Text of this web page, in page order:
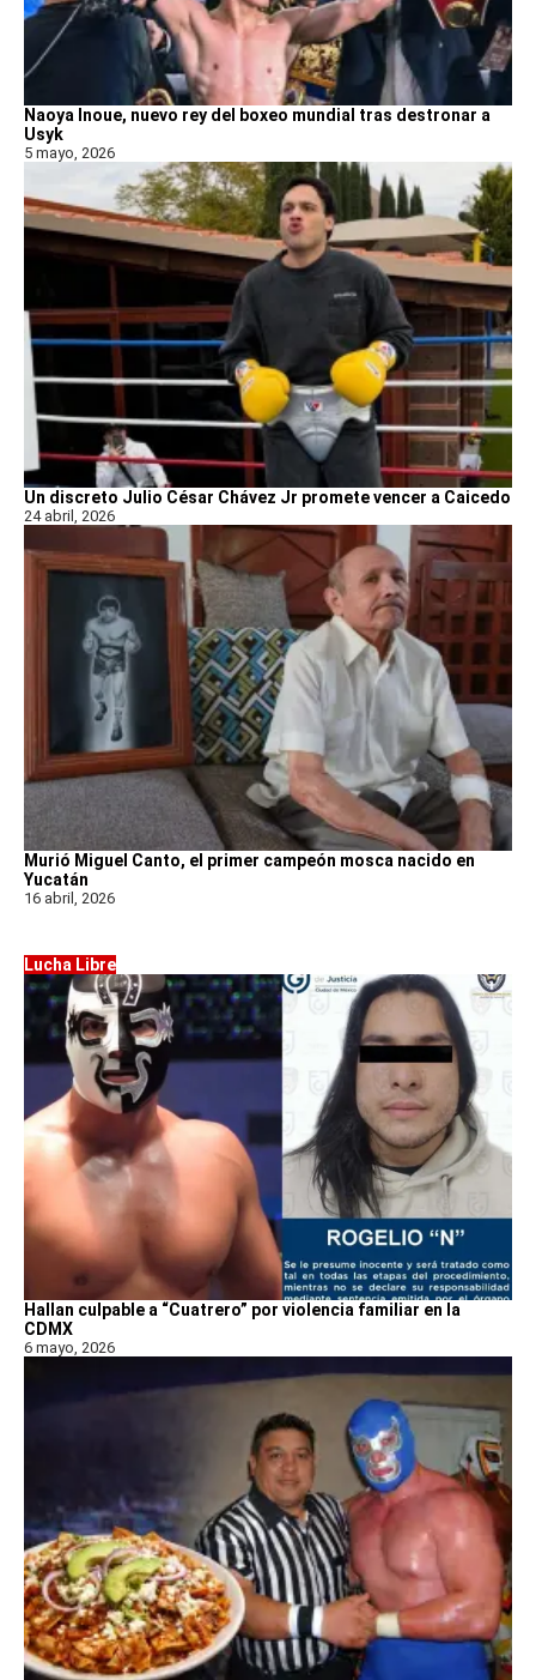
Naoya Inoue, nuevo rey del boxeo mundial tras destronar a
Usyk
5 mayo, 2026
Un discreto Julio César Chávez Jr promete vencer a Caicedo
24 abril, 2026
Murió Miguel Canto, el primer campeón mosca nacido en
Yucatán
16 abril, 2026
Lucha Libre
Hallan culpable a “Cuatrero” por violencia familiar en la
CDMX
6 mayo, 2026